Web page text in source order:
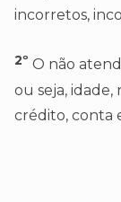
incorretos,
2º O não
ou seja,
crédito, conta